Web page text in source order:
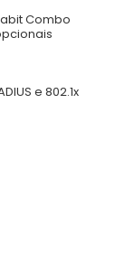
Combo
e 802.1x